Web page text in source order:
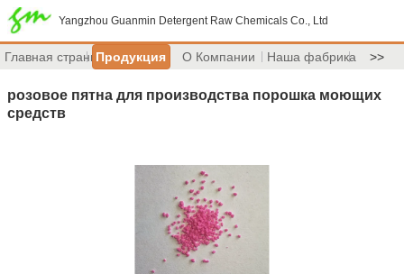
Yangzhou Guanmin Detergent Raw Chemicals Co., Ltd
Главная страницаПродукция О Компании Наша фабрика >>
розовое пятна для производства порошка моющих
средств